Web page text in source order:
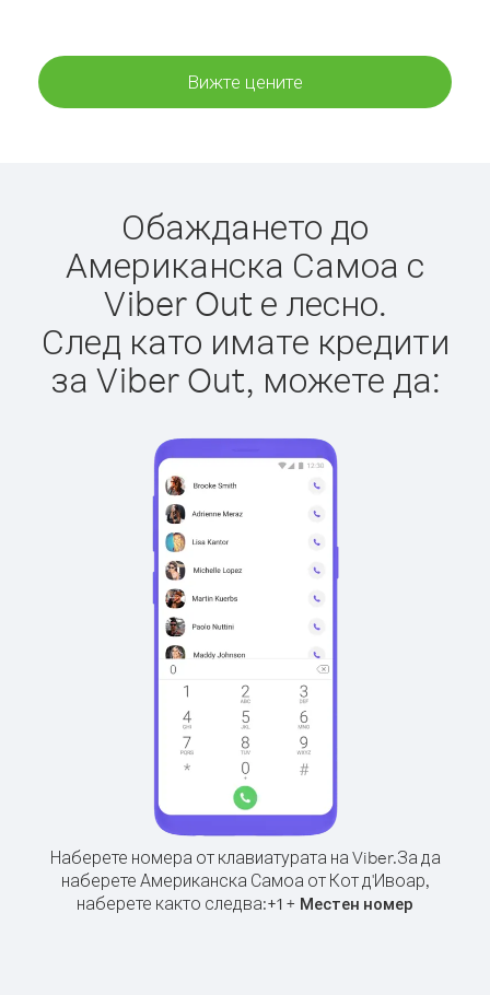
Вижте цените
Обаждането до
Американска Самоа с
Viber Out е лесно.
След като имате кредити
за Viber Out, можете да:
Наберете номера от клавиатурата на Viber.За да
наберете Американска Самоа от Кот д'Ивоар,
наберете както следва:+1 + Местен номер